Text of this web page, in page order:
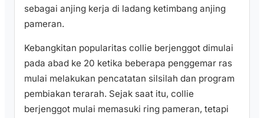
sebagai anjing kerja di ladang ketimbang anjing
pameran.
Kebangkitan popularitas collie berjenggot dimulai
pada abad ke 20 ketika beberapa penggemar ras
mulai melakukan pencatatan silsilah dan program
pembiakan terarah. Sejak saat itu, collie
berjenggot mulai memasuki ring pameran, tetapi